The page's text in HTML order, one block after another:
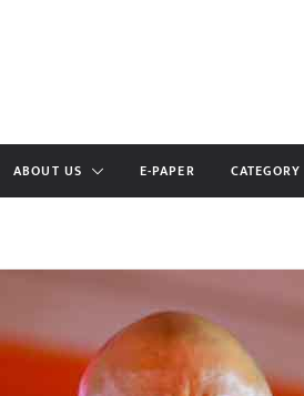
ABOUT US E-PAPER CATEGORY